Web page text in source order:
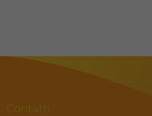
Contatti